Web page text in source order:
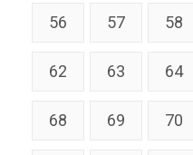
56 57 58
62 63 64
68 69 70